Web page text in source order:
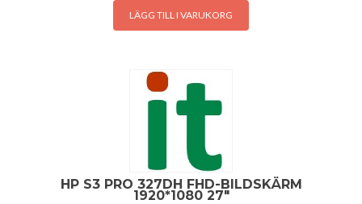
LÄGG TILL I VARUKORG
HP S3 PRO 327DH FHD-BILDSKÄRM
1920*1080 27″